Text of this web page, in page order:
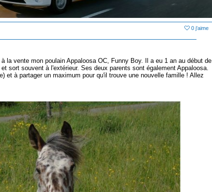
0 j'aime
la vente mon poulain Appaloosa OC, Funny Boy. Il a eu 1 an au début de
sort souvent à l'extérieur. Ses deux parents sont également Appaloosa.
et à partager un maximum pour qu'il trouve une nouvelle famille ! Allez